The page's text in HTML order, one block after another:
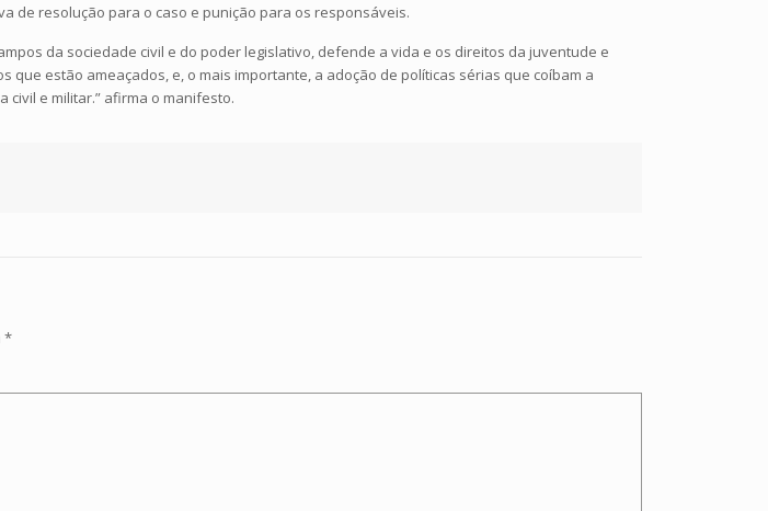
de resolução para o caso e punição para os responsáveis.
da sociedade civil e do poder legislativo, defende a vida e os direitos da juventude e
estão ameaçados, e, o mais importante, a adoção de políticas sérias que coíbam a
civil e militar.” afirma o manifesto.
*